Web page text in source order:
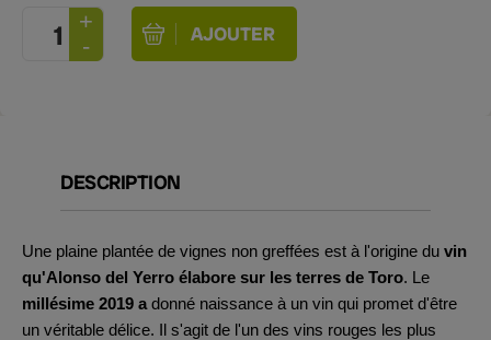
DESCRIPTION
Une plaine plantée de vignes non greffées est à l'origine du vin
qu'Alonso del Yerro élabore sur les terres de Toro. Le
millésime 2019 a donné naissance à un vin qui promet d'être
un véritable délice. Il s'agit de l'un des vins rouges les plus